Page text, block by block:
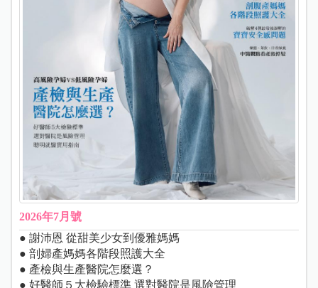
2026年7月號
● 謝沛恩 從甜美少女到優雅媽媽
● 剖婦產媽媽各階段照護大全
● 產檢與生產醫院怎麼選？
● 好醫師５大檢驗標準 選對醫院是風險管理